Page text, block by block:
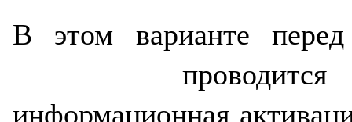
В этом варианте
информационная